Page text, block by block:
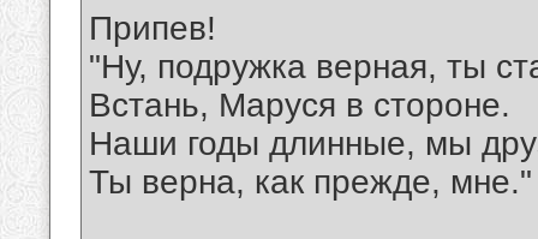
Припев!
"Hу, подружка верная, ты
Встань, Маруся в стороне.
Hаши годы длинные, мы
Ты верна, как прежде, мне."